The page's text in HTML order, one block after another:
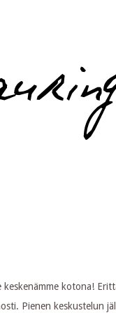
kotona!
Pienen keskustelun